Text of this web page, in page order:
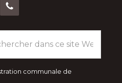
communale de